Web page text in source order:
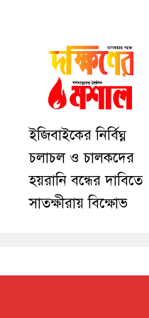
ইজিবাইকের নির্বিঘ্ন
চলাচল ও চালকদের
হয়রানি বন্ধের দাবিতে
সাতক্ষীরায় বিক্ষোভ